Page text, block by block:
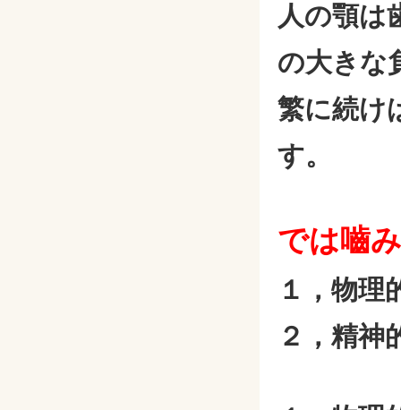
人の顎は
の大きな
繁に続け
す。
では嚙
１，物理
２，精